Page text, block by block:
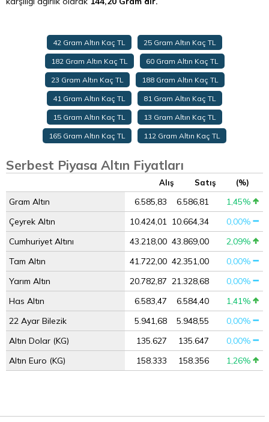
42 Gram Altın Kaç TL 25 Gram Altın Kaç TL
182 Gram Altın Kaç TL 60 Gram Altın Kaç TL
23 Gram Altın Kaç TL 188 Gram Altın Kaç TL
41 Gram Altın Kaç TL 81 Gram Altın Kaç TL
15 Gram Altın Kaç TL 13 Gram Altın Kaç TL
165 Gram Altın Kaç TL 112 Gram Altın Kaç TL
Serbest Piyasa Altın Fiyatları
Alış Satış (%)
Gram Altın 6.585,83 6.586,81
1,45%
Çeyrek Altın
10.424,01 10.664,34
0,00%
Cumhuriyet Altını
43.218,00 43.869,00
2,09%
Tam Altın
41.722,00 42.351,00
0,00%
Yarım Altın
20.782,87 21.328,68
0,00%
Has Altın
6.583,47 6.584,40
1,41%
22 Ayar Bilezik
5.941,68 5.948,55
0,00%
Altın Dolar (KG)
135.627 135.647
0,00%
Altın Euro (KG)
158.333 158.356 1,26%